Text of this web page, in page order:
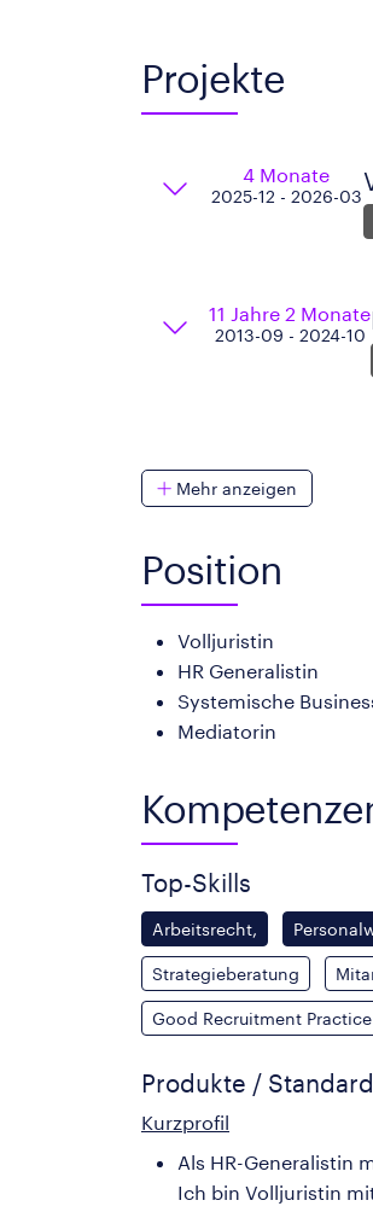
Projekte
4 Monate
2025-12 - 2026-03
11 Jahre 2 Monate
2013-09 - 2024-10
Mehr anzeigen
Position
Volljuristin
HR Generalistin
Systemische
Mediatorin
Top-Skills
Arbeitsrecht,
Strategieberatung
Good Recruitment Practice
Produkte /
Kurzprofil
Als HR-Generalistin
Ich bin Volljuristin